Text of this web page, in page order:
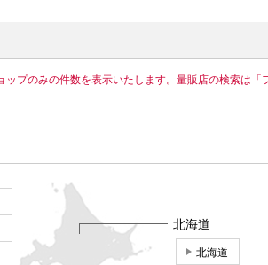
ップのみの件数を表示いたします。量販店の検索は「
北海道
北海道